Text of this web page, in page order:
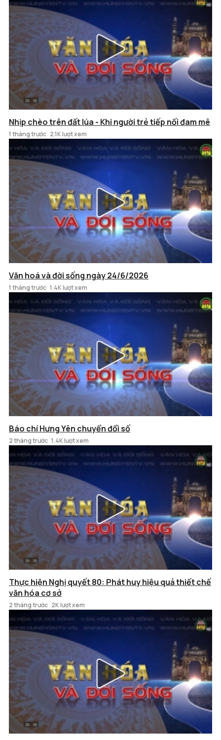
Nhịp chèo trên đất lúa - Khi người trẻ tiếp nối đam mê
1 tháng trước 2.1K lượt xem
Văn hoá và đời sống ngày 24/6/2026
1 tháng trước 1.4K lượt xem
Báo chí Hưng Yên chuyển đổi số
2 tháng trước 1.4K lượt xem
Thực hiện Nghị quyết 80: Phát huy hiệu quả thiết chế
văn hóa cơ sở
2 tháng trước 2K lượt xem